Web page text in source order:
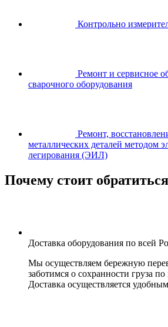
Контрольно
Ремонт и сервисное
сварочного оборудования
Ремонт,
металлических деталей методом
легирования (ЭИЛ)
Почему стоит
Доставка оборудования по всей
Мы осуществляем бережную
заботимся о сохранности груза
Доставка осуществляется